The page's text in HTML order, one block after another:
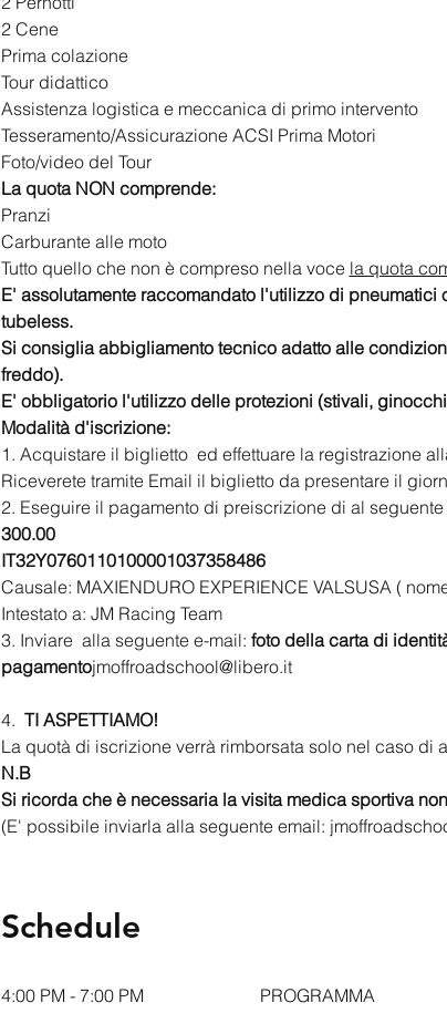
2 Cene
Prima colazione
Tour didattico
Assistenza logistica e meccanica di primo intervento
Tesseramento/Assicurazione ACSI Prima Motori
Foto/video del Tour
La quota NON comprende:
Pranzi
Carburante alle moto
Tutto quello che non è compreso nella voce la quota
E' assolutamente raccomandato l'utilizzo di
tubeless.
Si consiglia abbigliamento tecnico adatto alle
freddo).
E' obbligatorio l'utilizzo delle protezioni (stivali,
​Modalità d'iscrizione:
1. Acquistare il biglietto ed effettuare la registrazione
Riceverete tramite Email il biglietto da presentare il
2. Eseguire il pagamento di preiscrizione di al
300.00
IT32Y0760110100001037358486
​Causale: MAXIENDURO EXPERIENCE VALSUSA (
Intestato a: JM Racing Team
3. Inviare alla seguente e-mail: foto della carta di
pagamentojmoffroadschool@libero.it
4. TI ASPETTIAMO!
La quotà di iscrizione verrà rimborsata solo nel caso
N.B
Si ricorda che è necessaria la visita medica sportiva
(E' possibile inviarla alla seguente email:
Schedule
4:00 PM - 7:00 PM PROGRAMMA